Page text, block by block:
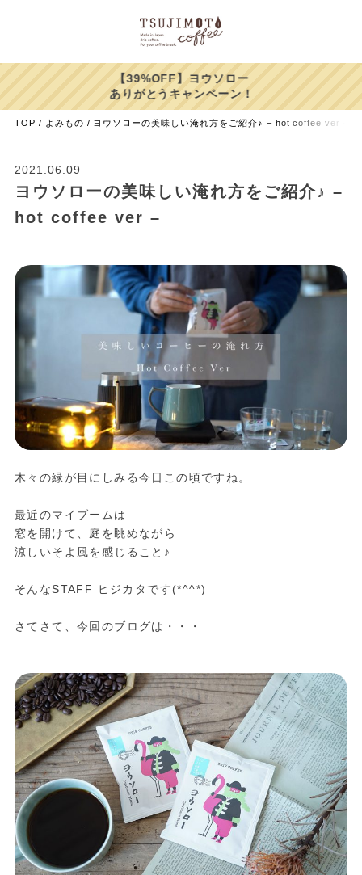
【39%OFF】ヨウソロー
ありがとうキャンペーン！
TOP よみもの ヨウソローの美味しい淹れ方をご紹介♪ – hot coffee ver –
2021.06.09
ヨウソローの美味しい淹れ方をご紹介♪ –
hot coffee ver –
木々の緑が目にしみる今日この頃ですね。
最近のマイブームは
窓を開けて、庭を眺めながら
涼しいそよ風を感じること♪
そんなSTAFF ヒジカタです(*^^*)
さてさて、今回のブログは・・・